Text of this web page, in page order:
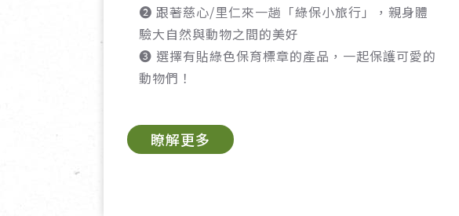
➋ 跟著慈心/里仁來一趟「綠保小旅行」，親身體
驗大自然與動物之間的美好
➌ 選擇有貼綠色保育標章的產品，一起保護可愛的
動物們！
瞭解更多